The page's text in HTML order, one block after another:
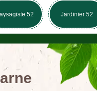
52 Jardinier 52